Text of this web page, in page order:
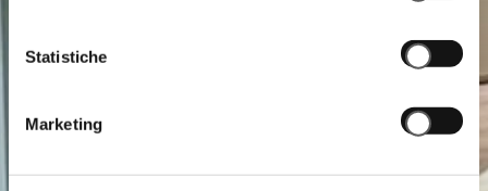
Statistiche
Marketing